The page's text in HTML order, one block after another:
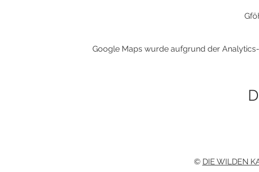
Google Maps wurde aufgrund der
© DIE WILDEN